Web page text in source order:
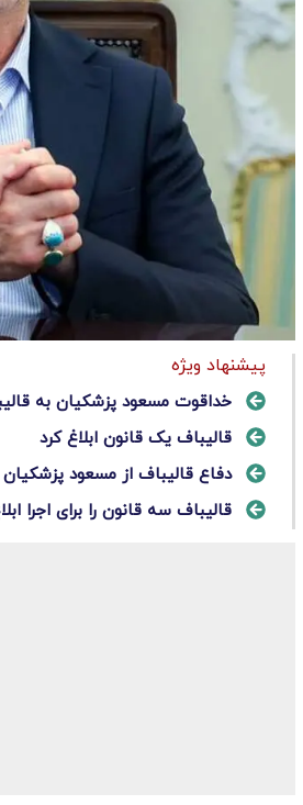
پیشنهاد ویژه
خداقوت مسعود پزشکیان به
قالیباف یک قانون ابلاغ کرد
دفاع قالیباف از مسعود پزشکیان
قالیباف سه قانون را برای اجرا